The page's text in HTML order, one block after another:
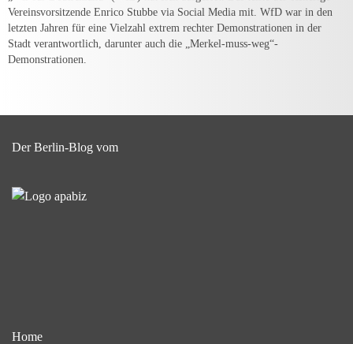
Vereinsvorsitzende Enrico Stubbe via Social Media mit. WfD war in den
letzten Jahren für eine Vielzahl extrem rechter Demonstrationen in der
Stadt verantwortlich, darunter auch die „Merkel-muss-weg“-
Demonstrationen.
Der Berlin-Blog vom
Home